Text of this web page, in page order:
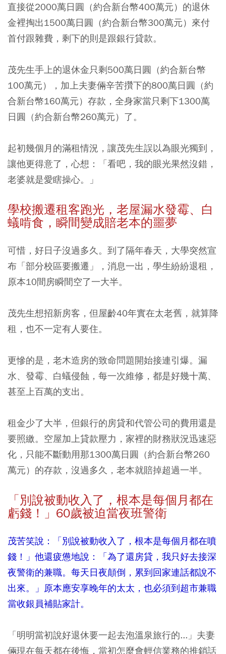
直接從2000萬日圓（約合新台幣400萬元）的退休
金裡掏出1500萬日圓（約合新台幣300萬元）來付
首付跟雜費，剩下的則是跟銀行貸款。
茂先生手上的退休金只剩500萬日圓（約合新台幣
100萬元），加上夫妻倆辛苦攢下的800萬日圓（約
合新台幣160萬元）存款，全身家當只剩下1300萬
日圓（約合新台幣260萬元）了。
起初幾個月的滿租情況，讓茂先生誤以為眼光獨到，
讓他更得意了，心想：「看吧，我的眼光果然沒錯，
老婆就是愛瞎操心。」
學校搬遷租客跑光，老屋漏水發霉、白
蟻啃食，瞬間變成賠老本的噩夢
可惜，好日子沒過多久。到了隔年春天，大學突然宣
布「部分校區要搬遷」，消息一出，學生紛紛退租，
原本10間房瞬間空了一大半。
茂先生想招新房客，但屋齡40年實在太老舊，就算降
租，也不一定有人要住。
更慘的是，老木造房的致命問題開始接連引爆。漏
水、發霉、白蟻侵蝕，每一次維修，都是好幾十萬、
甚至上百萬的支出。
租金少了大半，但銀行的房貸和代管公司的費用還是
要照繳。空屋加上貸款壓力，家裡的財務狀況迅速惡
化，只能不斷動用那1300萬日圓（約合新台幣260
萬元）的存款，沒過多久，老本就賠掉超過一半。
「別說被動收入了，根本是每個月都在
虧錢！」60歲被迫當夜班警衛
茂苦笑說：「別說被動收入了，根本是每個月都在噴
錢！」他還疲憊地說：「為了還房貸，我只好去接深
夜警衛的兼職。每天日夜顛倒，累到回家連話都說不
出來。」原本應安享晚年的太太，也必須到超市兼職
當收銀員補貼家計。
「明明當初說好退休要一起去泡溫泉旅行的...」夫妻
倆現在每天都在後悔，當初怎麼會輕信業務的推銷話